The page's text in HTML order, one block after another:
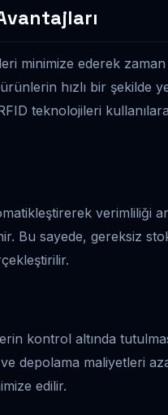
minimize ederek
hızlı bir şekilde
teknolojileri
verimliliği
Bu sayede, gereksiz
kontrol altında
depolama maliyetleri
edilir.